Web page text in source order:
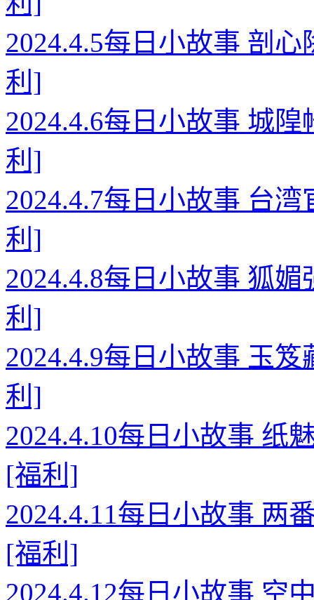
2024.4.5每日小故事 剖
利]
2024.4.6每日小故事 城
利]
2024.4.7每日小故事 台
利]
2024.4.8每日小故事 狐
利]
2024.4.9每日小故事 玉
利]
2024.4.10每日小故事 纸
[福利]
2024.4.11每日小故事 两
[福利]
2024.4.12每日小故事 空